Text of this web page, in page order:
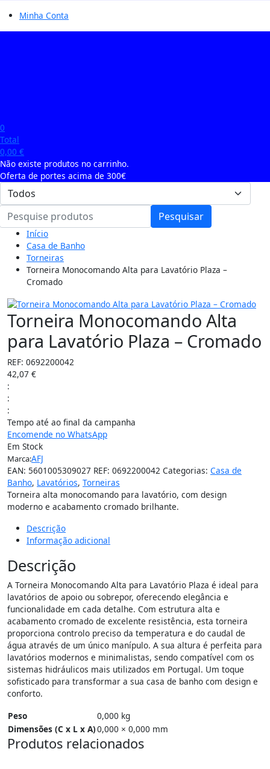
Minha Conta
0
Total
0,00 €
Não existe produtos no carrinho.
Oferta de portes acima de 300€
Pesquisar
Início
Casa de Banho
Torneiras
Torneira Monocomando Alta para Lavatório Plaza –
Cromado
Torneira Monocomando Alta
para Lavatório Plaza – Cromado
REF: 0692200042
42,07 €
:
:
:
Tempo até ao final da campanha
Encomende no WhatsApp
Em Stock
Marca:AFJ
EAN: 5601005309027 REF: 0692200042 Categorias: Casa de
Banho, Lavatórios, Torneiras
Torneira alta monocomando para lavatório, com design
moderno e acabamento cromado brilhante.
Descrição
Informação adicional
Descrição
A Torneira Monocomando Alta para Lavatório Plaza é ideal para
lavatórios de apoio ou sobrepor, oferecendo elegância e
funcionalidade em cada detalhe. Com estrutura alta e
acabamento cromado de excelente resistência, esta torneira
proporciona controlo preciso da temperatura e do caudal de
água através de um único manípulo. A sua altura é perfeita para
lavatórios modernos e minimalistas, sendo compatível com os
sistemas hidráulicos mais utilizados em Portugal. Um toque
sofisticado para transformar a sua casa de banho com design e
conforto.
Peso
0,000 kg
Dimensões (C x L x A)0,000 × 0,000 mm
Produtos relacionados